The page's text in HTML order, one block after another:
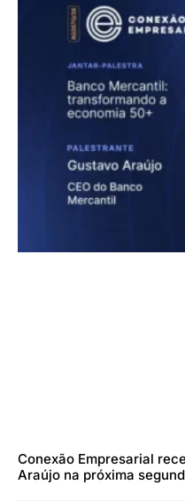
Conexão Empresarial
Araújo na próxima